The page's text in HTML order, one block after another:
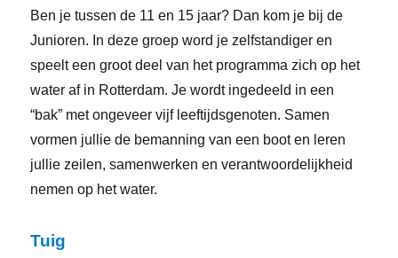
Ben je tussen de 11 en 15 jaar? Dan kom je bij de
Junioren. In deze groep word je zelfstandiger en
speelt een groot deel van het programma zich op het
water af in Rotterdam. Je wordt ingedeeld in een
“bak” met ongeveer vijf leeftijdsgenoten. Samen
vormen jullie de bemanning van een boot en leren
jullie zeilen, samenwerken en verantwoordelijkheid
nemen op het water.
Tuig